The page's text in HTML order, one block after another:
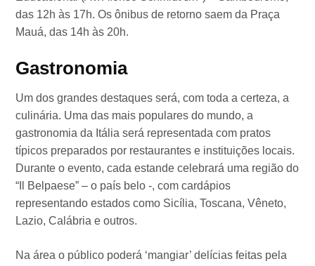
das 12h às 17h. Os ônibus de retorno saem da Praça
Mauá, das 14h às 20h.
Gastronomia
Um dos grandes destaques será, com toda a certeza, a
culinária. Uma das mais populares do mundo, a
gastronomia da Itália será representada com pratos
típicos preparados por restaurantes e instituições locais.
Durante o evento, cada estande celebrará uma região do
“Il Belpaese” – o país belo -, com cardápios
representando estados como Sicília, Toscana, Vêneto,
Lazio, Calábria e outros.
Na área o público poderá ‘mangiar’ delícias feitas pela